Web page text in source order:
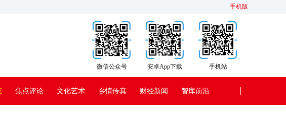
手机版
手机站
安卓App下载
微信公众号
焦点评论 文化艺术 乡情传真 财经新闻 智库前沿